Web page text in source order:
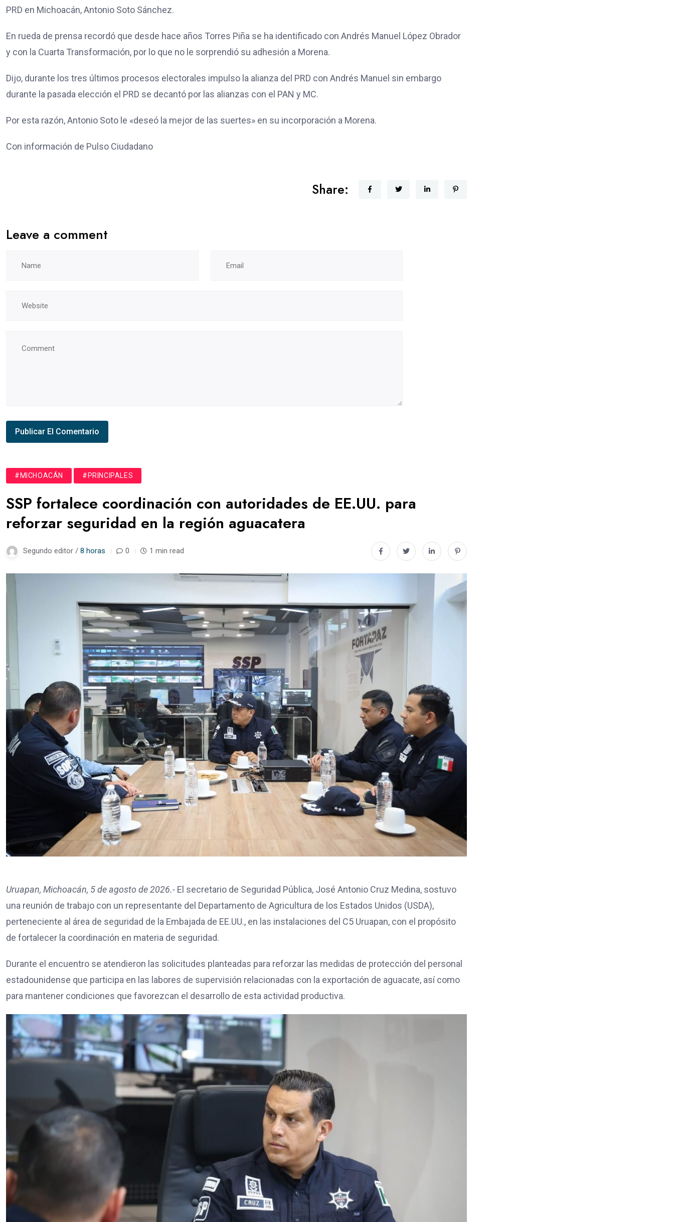
PRD en Michoacán, Antonio Soto Sánchez.
En rueda de prensa recordó que desde hace años Torres Piña se ha identificado con Andrés Manuel López Obrador
y con la Cuarta Transformación, por lo que no le sorprendió su adhesión a Morena.
Dijo, durante los tres últimos procesos electorales impulso la alianza del PRD con Andrés Manuel sin embargo
durante la pasada elección el PRD se decantó por las alianzas con el PAN y MC.
Por esta razón, Antonio Soto le «deseó la mejor de las suertes» en su incorporación a Morena.
Con información de Pulso Ciudadano
Share:
Leave a comment
#MICHOACÁN #PRINCIPALES
SSP fortalece coordinación con autoridades de EE.UU. para
reforzar seguridad en la región aguacatera
Segundo editor / 8 horas 0 1 min read
Uruapan, Michoacán, 5 de agosto de 2026.- El secretario de Seguridad Pública, José Antonio Cruz Medina, sostuvo
una reunión de trabajo con un representante del Departamento de Agricultura de los Estados Unidos (USDA),
perteneciente al área de seguridad de la Embajada de EE.UU., en las instalaciones del C5 Uruapan, con el propósito
de fortalecer la coordinación en materia de seguridad.
Durante el encuentro se atendieron las solicitudes planteadas para reforzar las medidas de protección del personal
estadounidense que participa en las labores de supervisión relacionadas con la exportación de aguacate, así como
para mantener condiciones que favorezcan el desarrollo de esta actividad productiva.